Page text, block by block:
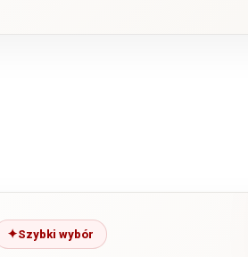
jakości taśm
Szybki wybór